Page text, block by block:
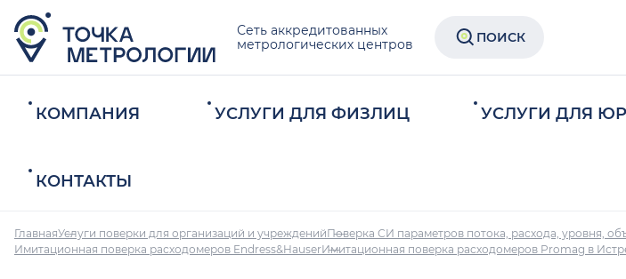
Сеть аккредитованных
метрологических центров
ПОИСК
КОМПАНИЯ УСЛУГИ ДЛЯ ФИЗЛИЦ УСЛУГИ ДЛЯ
КОНТАКТЫ
ГлавнаяУслуги поверки для организаций и учрежденийПоверка СИ параметров потока, расхода, уровня,
Имитационная поверка расходомеров Endress&HauserИмитационная поверка расходомеров Promag в